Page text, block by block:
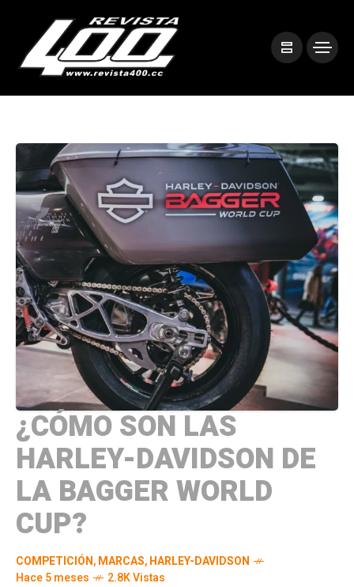
¿CÓMO SON LAS
HARLEY-DAVIDSON DE
LA BAGGER WORLD
CUP?
COMPETICIÓN,MARCAS,HARLEY-DAVIDSON
Hace 5 meses
2.8K Vistas